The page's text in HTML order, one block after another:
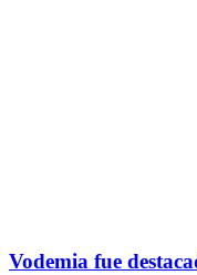
Vodemia fue